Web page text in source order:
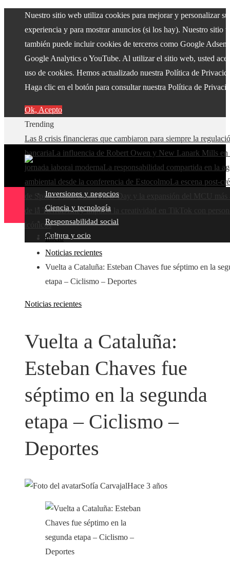
Nuestro sitio web utiliza cookies para mejorar y personalizar su
experiencia y para mostrar anuncios (si los hay). Nuestro sitio
también puede incluir cookies de terceros como Google
Google Analytics o YouTube. Al utilizar el sitio web, usted
uso de cookies. Hemos actualizado nuestra Política de
Haga clic en el botón para consultar nuestra Política de
Ok, Acepto
Trending
Las 8 crisis financieras que cambiaron para siempre la
bancariaLa influencia de Robert Owen y New Lanark Mills en
jornada laboral modernaLa responsabilidad compartida en la
ambiental desde la conferencia de EstocolmoLa escena post-
de Spider-Man: Brand New Day y la expansión del MCU más
de la TierraDisney impulsa la creatividad en TikTok con
icónicos
Inversiones y negocios
Ciencia y tecnología
Responsabilidad social
Cultura y ocio
Inicio
Noticias recientes
Vuelta a Cataluña: Esteban Chaves fue séptimo en la
etapa – Ciclismo – Deportes
Noticias recientes
Vuelta a Cataluña:
Esteban Chaves fue
séptimo en la segunda
etapa – Ciclismo –
Deportes
Sofía CarvajalHace 3 años